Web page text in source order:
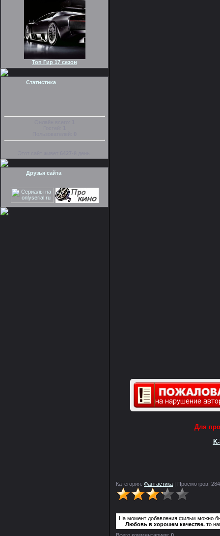
Топ Гир 17 сезон
Статистика
Друзья сайта
Для
Категория: Фантастика | Просмотров:
На момент добавления фильм можно
Любовь в хорошем качестве. то